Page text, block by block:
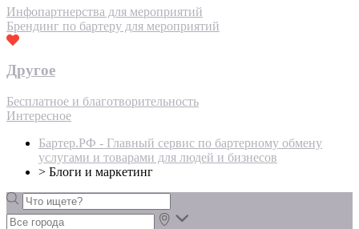
Инфопартнерства для мероприятий
Брендинг по бартеру для мероприятий
Другое
Бесплатное и благотворительность
Интересное
Бартер.РФ - Главный сервис по бартерному обмену
услугами и товарами для людей и бизнесов
> Блоги и маркетинг